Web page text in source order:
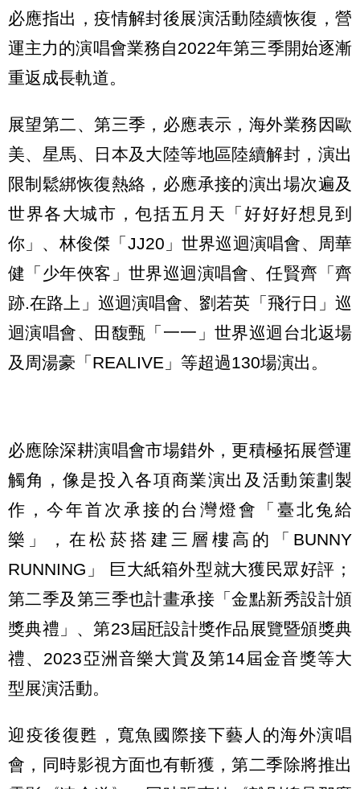
必應指出，疫情解封後展演活動陸續恢復，營
運主力的演唱會業務自2022年第三季開始逐漸
重返成長軌道。
展望第二、第三季，必應表示，海外業務因歐
美、星馬、日本及大陸等地區陸續解封，演出
限制鬆綁恢復熱絡，必應承接的演出場次遍及
世界各大城市，包括五月天「好好好想見到
你」、林俊傑「JJ20」世界巡迴演唱會、周華
健「少年俠客」世界巡迴演唱會、任賢齊「齊
跡.在路上」巡迴演唱會、劉若英「飛行日」巡
迴演唱會、田馥甄「一一」世界巡迴台北返場
及周湯豪「REALIVE」等超過130場演出。
必應除深耕演唱會市場錯外，更積極拓展營運
觸角，像是投入各項商業演出及活動策劃製
作，今年首次承接的台灣燈會「臺北兔給
樂」，在松菸搭建三層樓高的「BUNNY
RUNNING」 巨大紙箱外型就大獲民眾好評；
第二季及第三季也計畫承接「金點新秀設計頒
獎典禮」、第23屆瓩設計獎作品展覽暨頒獎典
禮、2023亞洲音樂大賞及第14屆金音獎等大
型展演活動。
迎疫後復甦，寬魚國際接下藝人的海外演唱
會，同時影視方面也有斬獲，第二季除將推出